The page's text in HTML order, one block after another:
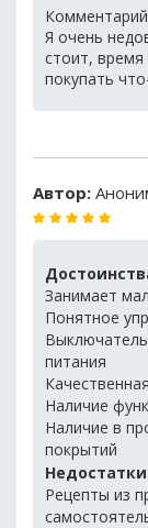
Я очень
стоит,
покупать
Автор:
Занимает
Понятное
питания
Наличие
Наличие в
покрытий
Рецепты из